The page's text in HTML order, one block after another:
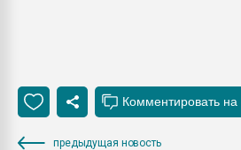
предыдущая новость